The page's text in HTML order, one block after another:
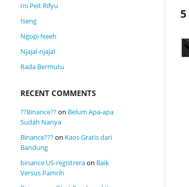
5
Ini Peit Rifyu
Iseng
Ngopi Neeh
Njajal-njajal
Rada Bermutu
RECENT COMMENTS
??Binance??on Belum Apa-apa
Sudah Nanya
Binance???on Kaos Gratis dari
Bandung
binance US-registreraon Baik
Versus Pamrih